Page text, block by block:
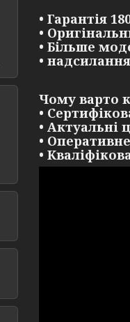
• Гарантія
•
• Більше
•
Чому варто
•
• Актуальні
•
•